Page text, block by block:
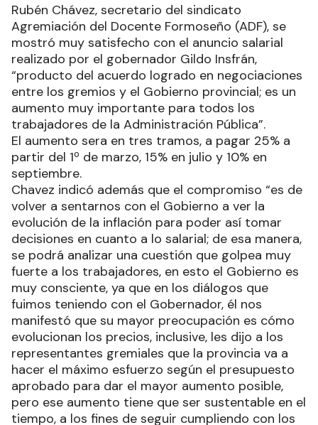
Rubén Chávez, secretario del sindicato
Agremiación del Docente Formoseño (ADF), se
mostró muy satisfecho con el anuncio salarial
realizado por el gobernador Gildo Insfrán,
“producto del acuerdo logrado en negociaciones
entre los gremios y el Gobierno provincial; es un
aumento muy importante para todos los
trabajadores de la Administración Pública”.
El aumento sera en tres tramos, a pagar 25% a
partir del 1º de marzo, 15% en julio y 10% en
septiembre.
Chavez indicó además que el compromiso “es de
volver a sentarnos con el Gobierno a ver la
evolución de la inflación para poder así tomar
decisiones en cuanto a lo salarial; de esa manera,
se podrá analizar una cuestión que golpea muy
fuerte a los trabajadores, en esto el Gobierno es
muy consciente, ya que en los diálogos que
fuimos teniendo con el Gobernador, él nos
manifestó que su mayor preocupación es cómo
evolucionan los precios, inclusive, les dijo a los
representantes gremiales que la provincia va a
hacer el máximo esfuerzo según el presupuesto
aprobado para dar el mayor aumento posible,
pero ese aumento tiene que ser sustentable en el
tiempo, a los fines de seguir cumpliendo con los